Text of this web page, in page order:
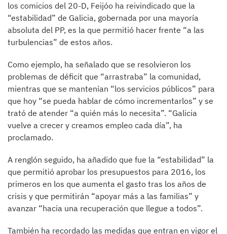
los comicios del 20-D, Feijóo ha reivindicado que la
“estabilidad” de Galicia, gobernada por una mayoría
absoluta del PP, es la que permitió hacer frente “a las
turbulencias” de estos años.
Como ejemplo, ha señalado que se resolvieron los
problemas de déficit que “arrastraba” la comunidad,
mientras que se mantenían “los servicios públicos” para
que hoy “se pueda hablar de cómo incrementarlos” y se
trató de atender “a quién más lo necesita”. “Galicia
vuelve a crecer y creamos empleo cada día”, ha
proclamado.
A renglón seguido, ha añadido que fue la “estabilidad” la
que permitió aprobar los presupuestos para 2016, los
primeros en los que aumenta el gasto tras los años de
crisis y que permitirán “apoyar más a las familias” y
avanzar “hacia una recuperación que llegue a todos”.
También ha recordado las medidas que entran en vigor el